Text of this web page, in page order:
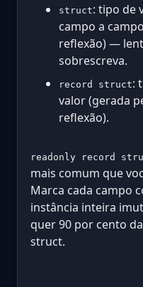
struct: tipo de
campo a
reflexão) —
sobrescreva.
record struct:
valor (gerada
reflexão).
readonly record
mais comum que
Marca cada campo
instância inteira
quer 90 por cento
struct.